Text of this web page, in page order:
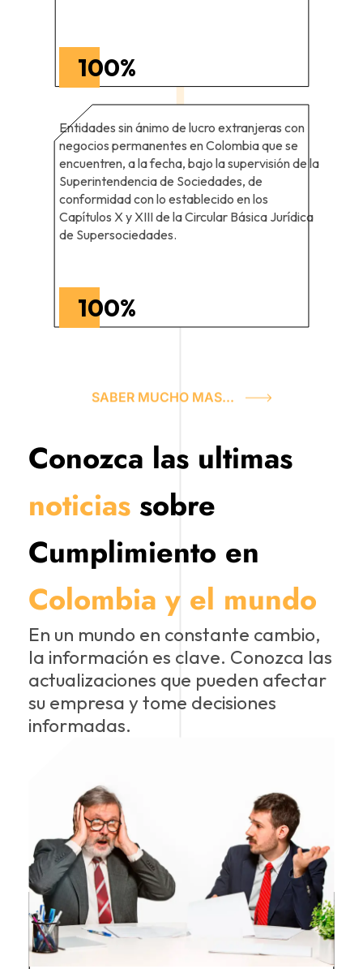
100%
Entidades sin ánimo de lucro extranjeras con
negocios permanentes en Colombia que se
encuentren, a la fecha, bajo la supervisión de la
Superintendencia de Sociedades, de
conformidad con lo establecido en los
Capítulos X y XIII de la Circular Básica Jurídica
de Supersociedades.
100%
SABER MUCHO MAS...
Conozca las ultimas
noticias sobre
Cumplimiento en
Colombia y el mundo
En un mundo en constante cambio,
la información es clave. Conozca las
actualizaciones que pueden afectar
su empresa y tome decisiones
informadas.